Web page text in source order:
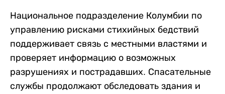
Национальное подразделение Колумбии по
управлению рисками стихийных бедствий
поддерживает связь с местными властями и
проверяет информацию о возможных
разрушениях и пострадавших. Спасательные
службы продолжают обследовать здания и